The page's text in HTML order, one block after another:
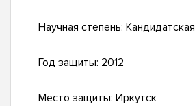
Научная степень: Кандидатская
Год защиты: 2012
Место защиты: Иркутск